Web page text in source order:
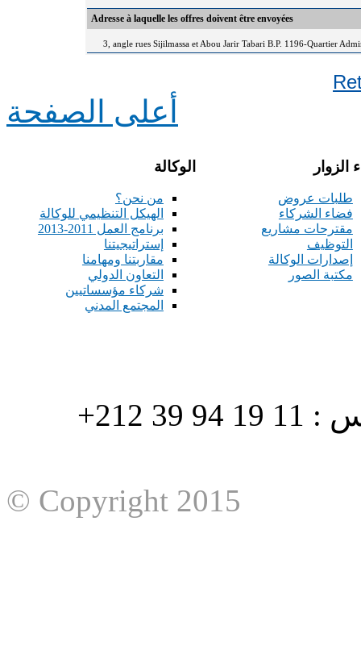
Adresse à laquelle les offres doivent être envoyées
3, angle rues Sijilmassa et Abou Jarir Tabari B.P. 1196-Quartier
أعلى الصفحة
الوكالة
من نحن؟
الهيكل التنظيمي للوكالة
برنامج العمل 2011-2013
إستراتيجيتنا
مقاربتنا ومهامنا
التعاون الدولي
شركاء مؤسساتيين
المجتمع المدني
الزوار
طلبات عروض
فضاء الشركاء
مقترحات مشاريع
التوظيف
إصدارات الوكالة
مكتبة الصور
هاتف : 90/88 32 94 39 212+ فاكس : 11 19 94 39 212+
© Copyright 2015